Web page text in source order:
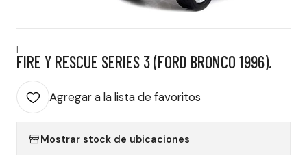
|
FIRE Y RESCUE SERIES 3 (FORD BRONCO 1996).
Agregar a la lista de favoritos
Mostrar stock de ubicaciones